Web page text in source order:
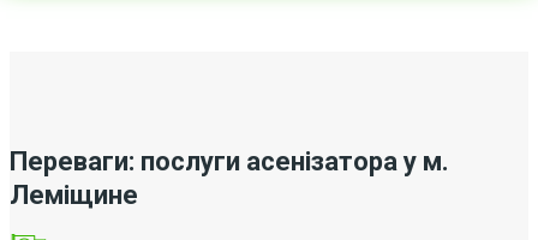
Переваги: послуги асенізатора у м.
Леміщине